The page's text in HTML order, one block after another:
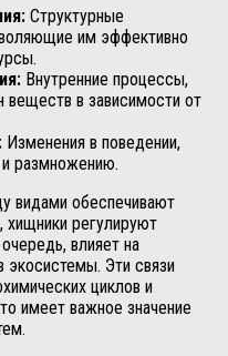
Структурные
им эффективно
Внутренние процессы,
в зависимости от
Изменения в поведении,
размножению.
видами обеспечивают
хищники регулируют
влияет на
экосистемы. Эти связи
циклов и
имеет важное значение